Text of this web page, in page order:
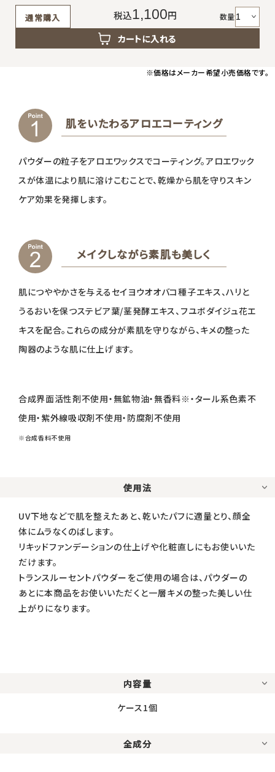
返品・交換・キャンセルについて
よくあるご質問
通常購入 税込1,100円 数量
カートに入れる
※価格はメーカー希望小売価格です。
肌をいたわるアロエコーティング
パウダーの粒子をアロエワックスでコーティング。アロエワック
スが体温により肌に溶けこむことで、乾燥から肌を守りスキン
ケア効果を発揮します。
メイクしながら素肌も美しく
肌につややかさを与えるセイヨウオオバコ種子エキス、ハリと
うるおいを保つステビア葉/茎発酵エキス、フユボダイジュ花エ
キスを配合。これらの成分が素肌を守りながら、キメの整った
陶器のような肌に仕上げます。
合成界面活性剤不使用・無鉱物油・無香料※・タール系色素不
使用・紫外線吸収剤不使用・防腐剤不使用
※合成香料不使用
使用法
UV下地などで肌を整えたあと、乾いたパフに適量とり、顔全
体にムラなくのばします。
リキッドファンデーションの仕上げや化粧直しにもお使いいた
だけます。
トランスルーセントパウダーをご使用の場合は、パウダーの
あとに本商品をお使いいただくと一層キメの整った美しい仕
上がりになります。
内容量
ケース1個
全成分